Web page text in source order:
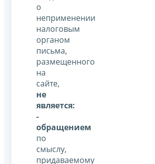
о
неприменении
налоговым
органом
письма,
размещенного
на
сайте,
не
является:
-
обращением
по
смыслу,
придаваемому